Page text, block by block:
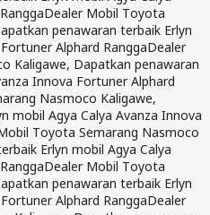
Dealer Mobil Toyota
penawaran terbaik Erlyn
Alphard RanggaDealer
Kaligawe, Dapatkan penawaran
Innova Fortuner Alphard
Nasmoco Kaligawe,
mobil Agya Calya Avanza Innova
Toyota Semarang Nasmoco
Erlyn mobil Agya Calya
Dealer Mobil Toyota
penawaran terbaik Erlyn
Alphard RanggaDealer